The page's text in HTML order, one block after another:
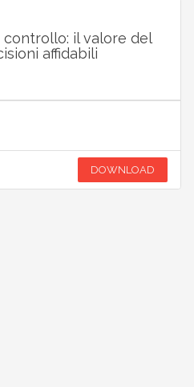
il valore del
affidabili
DOWNLOAD